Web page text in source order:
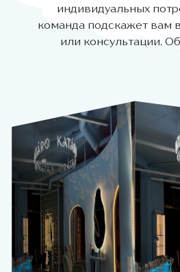
индивидуальных
команда подскажет вам
или консультации.